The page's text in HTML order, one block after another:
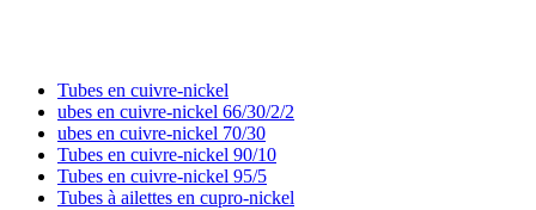
Tubes en cuivre-nickel
ubes en cuivre-nickel 66/30/2/2
ubes en cuivre-nickel 70/30
Tubes en cuivre-nickel 90/10
Tubes en cuivre-nickel 95/5
Tubes à ailettes en cupro-nickel